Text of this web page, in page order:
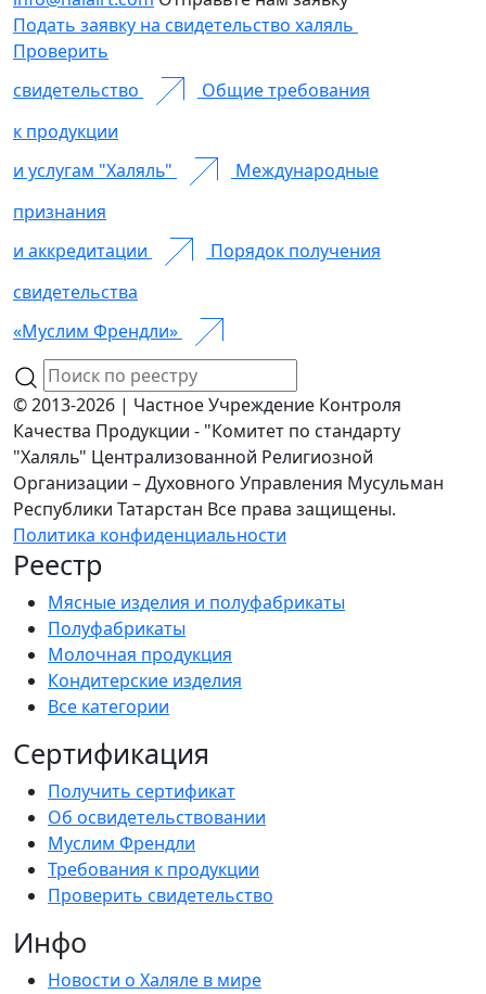
Подать заявку на свидетельство халяль
Проверить
свидетельство
Общие требования
к продукции
и услугам "Халяль"
Международные
признания
и аккредитации
Порядок получения
свидетельства
«Муслим Френдли»
© 2013-2026 | Частное Учреждение Контроля
Качества Продукции - "Комитет по стандарту
"Халяль" Централизованной Религиозной
Организации – Духовного Управления Мусульман
Республики Татарстан Все права защищены.
Политика конфиденциальности
Реестр
Мясные изделия и полуфабрикаты
Полуфабрикаты
Молочная продукция
Кондитерские изделия
Все категории
Сертификация
Получить сертификат
Об освидетельствовании
Муслим Френдли
Требования к продукции
Проверить свидетельство
Инфо
Новости о Халяле в мире